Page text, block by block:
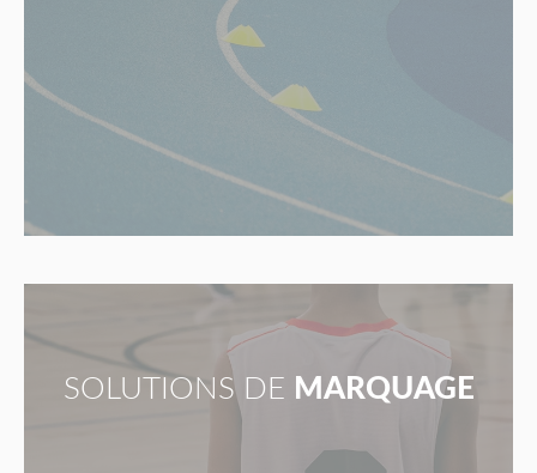
SOLUTIONS DE MARQUAGE